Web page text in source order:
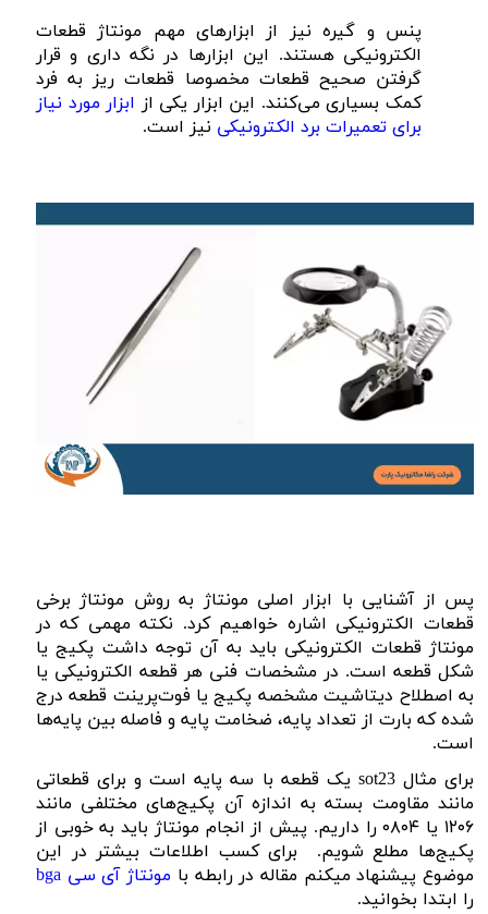
پنس و گیره نیز از ابزار‌های مهم مونتاژ قطعات
الکترونیکی هستند. این ابزار‌ها در نگه داری و قرار
گرفتن صحیح قطعات مخصوصا قطعات ریز به فرد
کمک بسیاری می‌کنند. این ابزار یکی از ابزار مورد نیاز
برای تعمیرات برد الکترونیکی نیز است.
پس از آشنایی با ابزار اصلی مونتاژ به روش مونتاژ برخی
قطعات الکترونیکی اشاره‌ خواهیم کرد. نکته مهمی که در
مونتاژ قطعات الکترونیکی باید به آن توجه داشت پکیج یا
شکل قطعه است. در مشخصات فنی هر قطعه الکترونیکی یا
به اصطلاح دیتاشیت مشخصه پکیج یا فوت‌پرینت قطعه درج
شده که بارت از تعداد پایه، ضخامت پایه و فاصله بین پایه‌ها
است.
برای مثالsot23 یک قطعه با سه پایه است و برای قطعاتی
مانند مقاومت بسته به اندازه آن پکیج‌های مختلفی مانند
۱۲۰۶ یا ۰۸۰۴ را داریم. پیش از انجام مونتاژ باید به خوبی از
پکیج‌ها مطلع شویم. برای کسب اطلاعات بیشتر در این
موضوع پیشنهاد میکنم مقاله در رابطه با مونتاژ آی سی bga
را ابتدا بخوانید.